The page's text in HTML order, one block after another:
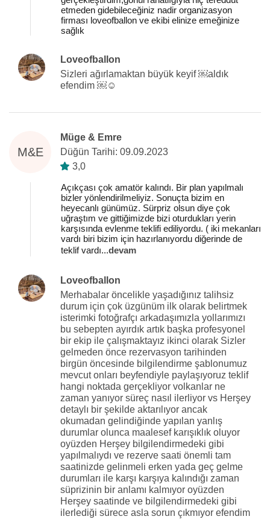
etmeden gidebileceğiniz nadir organizasyon
firması loveofballon ve ekibi elinize emeğinize
sağlık
Loveofballon
Sizleri ağırlamaktan büyük keyif ￼aldık
efendim ￼☺️
M&E
Müge & Emre
Düğün Tarihi: 09.09.2023
3,0
Açıkçası çok amatör kalındı. Bir plan yapılmalı
bizler yönlendirilmeliyiz. Sonuçta bizim en
heyecanlı günümüz. Sürpriz olsun diye çok
uğraştım ve gittiğimizde bizi oturdukları yerin
karşısında evlenme teklifi ediliyordu. ( iki mekanları
vardı biri bizim için hazırlanıyordu diğerinde de
teklif vardı...devam
Loveofballon
Merhabalar öncelikle yaşadığınız talihsiz
durum için çok üzgünüm ilk olarak belirtmek
isterimki fotoğrafçı arkadaşımızla yollarımızı
bu sebepten ayırdık artık başka profesyonel
bir ekip ile çalışmaktayız ikinci olarak Sizler
gelmeden önce rezervasyon tarihinden
birgün öncesinde bilgilendirme şablonumuz
mevcut onları beyfendiyle paylaşıyoruz teklif
hangi noktada gerçekliyor volkanlar ne
zaman yanıyor süreç nasıl ilerliyor vs Herşey
detaylı bir şekilde aktarılıyor ancak
okumadan gelindiğinde yapılan yanlış
durumlar olunca maalesef karışıklık oluyor
oyüzden Herşey bilgilendirmedeki gibi
yapılmalıydı ve rezerve saati önemli tam
saatinizde gelinmeli erken yada geç gelme
durumları ile karşı karşıya kalındığı zaman
süprizinin bir anlamı kalmıyor oyüzden
Herşey saatinde ve bilgilendirmedeki gibi
ilerlediği sürece asla sorun çıkmıyor efendim